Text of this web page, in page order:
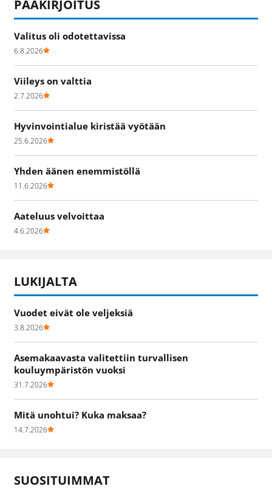
PÄÄKIRJOITUS
Valitus oli odotettavissa
6.8.2026
Viileys on valttia
2.7.2026
Hyvinvointialue kiristää vyötään
25.6.2026
Yhden äänen enemmistöllä
11.6.2026
Aateluus velvoittaa
4.6.2026
LUKIJALTA
Vuodet eivät ole veljeksiä
3.8.2026
Asemakaavasta valitettiin turvallisen
kouluympäristön vuoksi
31.7.2026
Mitä unohtui? Kuka maksaa?
14.7.2026
SUOSITUIMMAT